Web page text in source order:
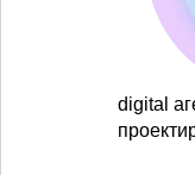
digital